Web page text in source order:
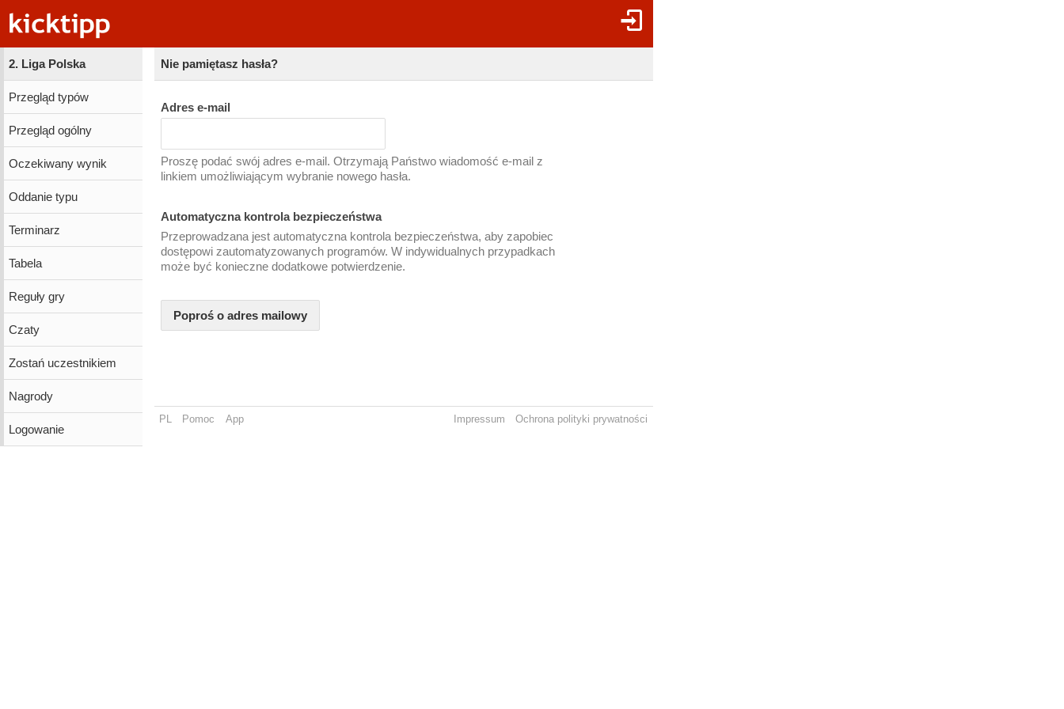
2. Liga Polska
Przegląd typów
Przegląd ogólny
Oczekiwany wynik
Oddanie typu
Terminarz
Tabela
Reguły gry
Czaty
Zostań uczestnikiem
Nagrody
Logowanie
Nie pamiętasz hasła?
Adres e-mail
Proszę podać swój adres e-mail. Otrzymają Państwo wiadomość e-mail z
linkiem umożliwiającym wybranie nowego hasła.
Automatyczna kontrola bezpieczeństwa
Przeprowadzana jest automatyczna kontrola bezpieczeństwa, aby zapobiec
dostępowi zautomatyzowanych programów. W indywidualnych przypadkach
może być konieczne dodatkowe potwierdzenie.
Poproś o adres mailowy
PL Pomoc App Impressum Ochrona polityki prywatności